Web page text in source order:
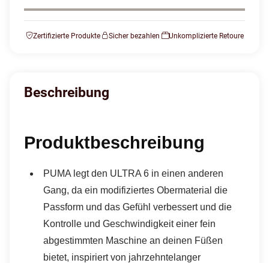
Zertifizierte Produkte Sicher bezahlen Unkomplizierte Retoure
Beschreibung
Produktbeschreibung
PUMA legt den ULTRA 6 in einen anderen
Gang, da ein modifiziertes Obermaterial die
Passform und das Gefühl verbessert und die
Kontrolle und Geschwindigkeit einer fein
abgestimmten Maschine an deinen Füßen
bietet, inspiriert von jahrzehntelanger